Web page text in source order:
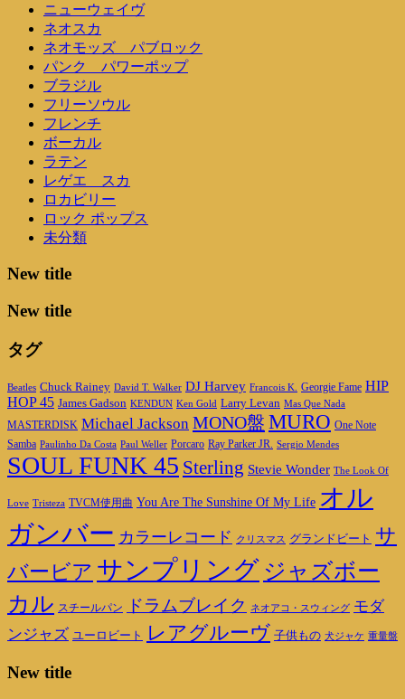
ニューウェイヴ
ネオスカ
ネオモッズ パブロック
パンク パワーポップ
ブラジル
フリーソウル
フレンチ
ボーカル
ラテン
レゲエ スカ
ロカビリー
ロック ポップス
未分類
New title
New title
タグ
Beatles Chuck Rainey David T. Walker DJ Harvey Francois K. Georgie Fame HIP
HOP 45 James Gadson KENDUN Ken Gold Larry Levan Mas Que Nada
MASTERDISK Michael Jackson MONO盤 MURO One Note
Samba Paulinho Da Costa Paul Weller Porcaro Ray Parker JR. Sergio Mendes
SOUL FUNK 45 Sterling Stevie Wonder The Look Of
Love Tristeza TVCM使用曲 You Are The Sunshine Of My Life オル
ガンバー カラーレコード クリスマス グランドビート サ
バービア サンプリング ジャズボー
カル スチールパン ドラムブレイク ネオアコ・スウィング モダ
ンジャズ ユーロビート レアグルーヴ 子供もの 犬ジャケ 重量盤
New title